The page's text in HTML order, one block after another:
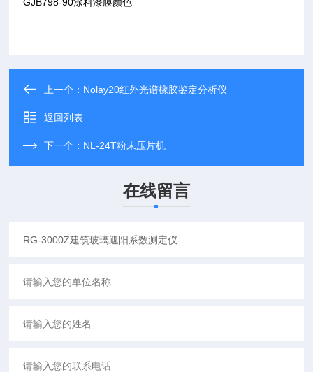
上一个： Nolay20红外光谱橡胶鉴定分析仪
返回列表
下一个： NL-24T粉末压片机
在线留言